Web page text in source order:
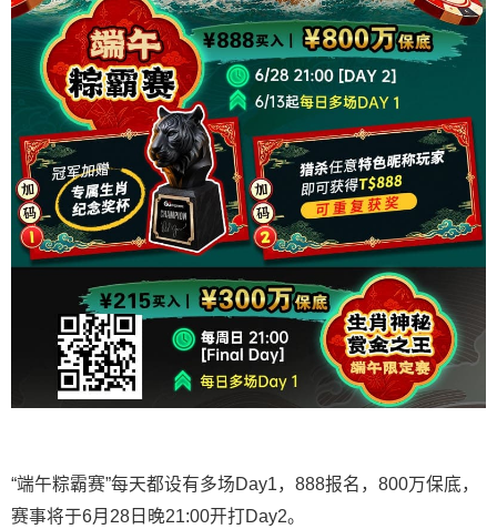
“端午粽霸赛”每天都设有多场Day1，888报名，800万保底，
赛事将于6月28日晚21:00开打Day2。